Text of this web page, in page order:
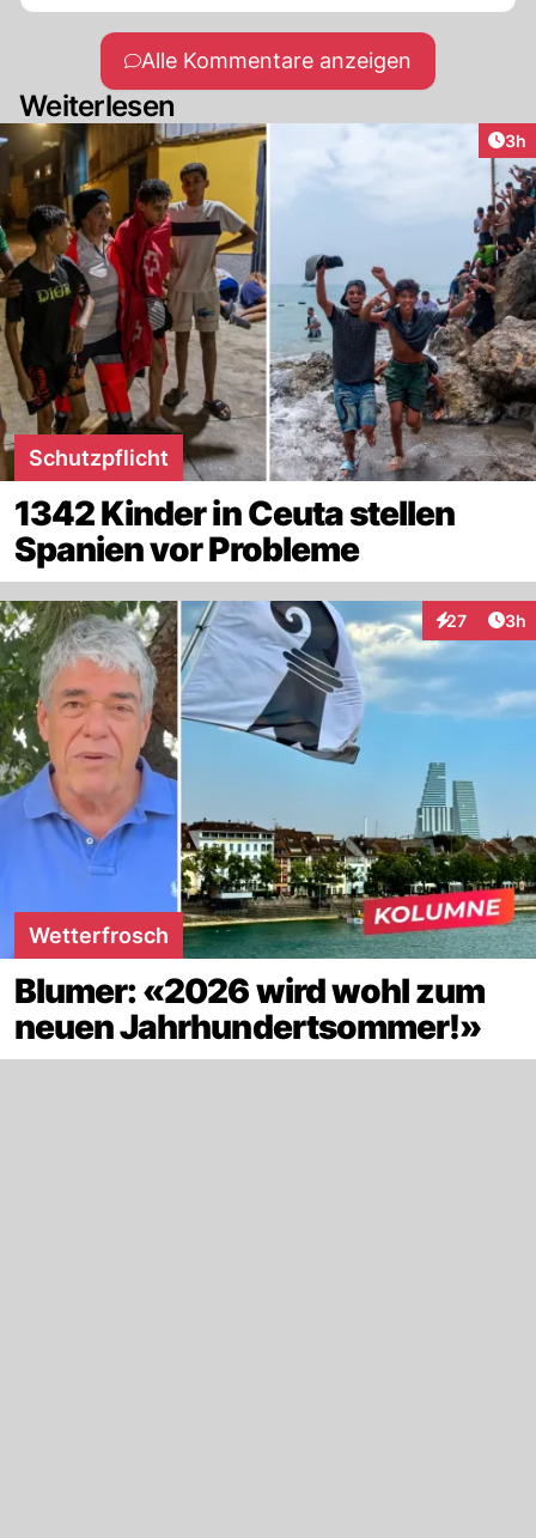
Alle Kommentare anzeigen
Weiterlesen
3h
Schutzpflicht
1342 Kinder in Ceuta stellen
Spanien vor Probleme
27
Interaktionen
3h
Wetterfrosch
Blumer: «2026 wird wohl zum
neuen Jahrhundertsommer!»